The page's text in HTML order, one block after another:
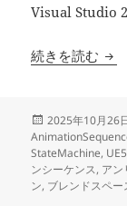
Visual Studio
続きを読む 【
投
稿
日:
2025年10月26
StateMachine, UE5
ンシーケンス, アン
ン, ブレンドスペー